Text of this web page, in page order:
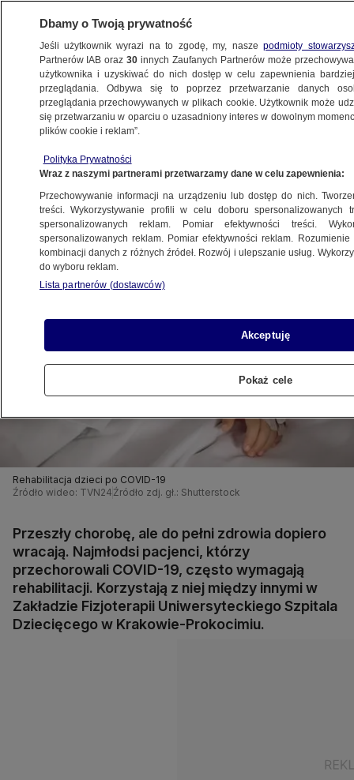
KRAKÓW
dorosłych, potrzebują jej też dzieci
17.01.2022, 11:04
Udostępnij
Rehabilitacja dzieci po COVID-19
Źródło wideo: TVN24 Źródło zdj. gł.: Shutterstock
Przeszły chorobę, ale do pełni zdrowia dopiero
wracają. Najmłodsi pacjenci, którzy
przechorowali COVID-19, często wymagają
rehabilitacji. Korzystają z niej między innymi w
Zakładzie Fizjoterapii Uniwersyteckiego Szpitala
Dziecięcego w Krakowie-Prokocimiu.
Dbamy o Twoją prywatność
Jeśli użytkownik wyrazi na to zgodę, my, naszepodmioty
Partnerów IAB oraz30 innych Zaufanych Partnerów może
użytkownika i uzyskiwać do nich dostęp w celu zapewnienia
przeglądania. Odbywa się to poprzez przetwarzanie danych
przeglądania przechowywanych w plikach cookie. Użytkownik może
się przetwarzaniu w oparciu o uzasadniony interes w dowolnym
plików cookie i reklam”.
Polityka Prywatności
Wraz z naszymi partnerami przetwarzamy dane w celu zapewnienia:
Przechowywanie informacji na urządzeniu lub dostęp do nich.
treści. Wykorzystywanie profili w celu doboru spersonalizowanych
spersonalizowanych reklam. Pomiar efektywności treści.
spersonalizowanych reklam. Pomiar efektywności reklam.
kombinacji danych z różnych źródeł. Rozwój i ulepszanie usług.
do wyboru reklam.
Lista partnerów (dostawców)
Akceptuję
Pokaż cele